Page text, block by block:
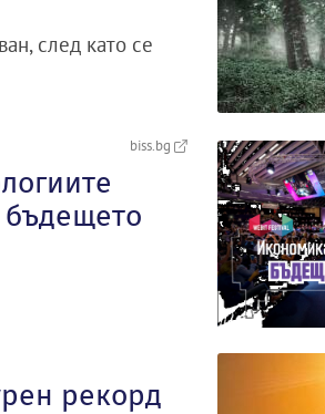
след като се
biss.bg
бъдещето
рекорд